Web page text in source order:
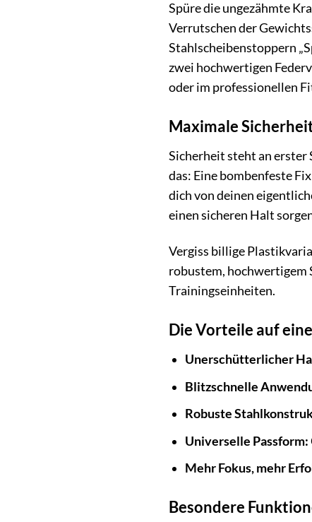
Spüre die ungezähmte
Verrutschen der
Stahlscheibenstoppern
zwei hochwertigen
oder im professionellen
Maximale
Sicherheit steht an erster
das: Eine bombenfeste
dich von deinen
einen sicheren Halt
Vergiss billige
robustem, hochwertigem
Trainingseinheiten.
Die Vorteile auf
Unerschütterlicher
Blitzschnelle
Robuste
Universelle Passform:
Mehr Fokus, mehr
Besondere